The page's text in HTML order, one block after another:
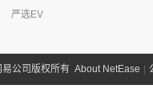
严选EV
公司版权所有 About NetEase